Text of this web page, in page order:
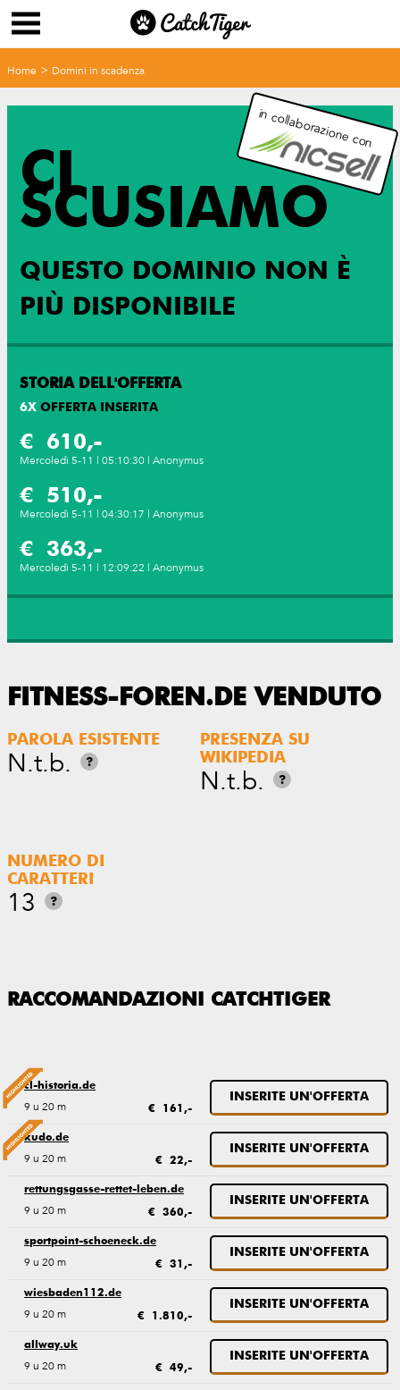
Home > Domini in scadenza
CI
SCUSIAMO
QUESTO DOMINIO NON È
PIÙ DISPONIBILE
STORIA DELL'OFFERTA
6X OFFERTA INSERITA
€ 610,-
Mercoledì 5-11 | 05:10:30 | Anonymus
€ 510,-
Mercoledì 5-11 | 04:30:17 | Anonymus
€ 363,-
Mercoledì 5-11 | 12:09:22 | Anonymus
in collaborazione con
FITNESS-FOREN.DE VENDUTO
PAROLA ESISTENTE
N.t.b. ?
PRESENZA SU
WIKIPEDIA
N.t.b. ?
NUMERO DI
CARATTERI
13 ?
RACCOMANDAZIONI CATCHTIGER
cl-historia.de
9 u 20 m € 161,-
INSERITE UN'OFFERTA
kudo.de
9 u 20 m € 22,-
INSERITE UN'OFFERTA
rettungsgasse-rettet-leben.de
9 u 20 m € 360,-
INSERITE UN'OFFERTA
sportpoint-schoeneck.de
9 u 20 m € 31,-
INSERITE UN'OFFERTA
wiesbaden112.de
9 u 20 m € 1.810,-
INSERITE UN'OFFERTA
allway.uk
9 u 20 m € 49,-
INSERITE UN'OFFERTA